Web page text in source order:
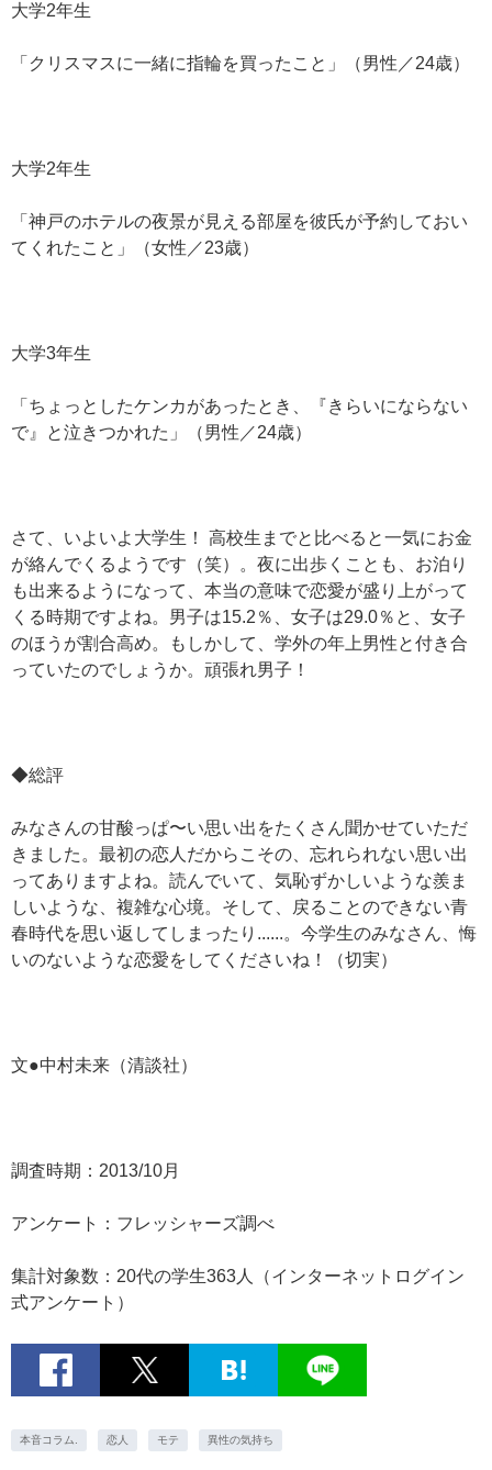
大学2年生
「クリスマスに一緒に指輪を買ったこと」（男性／24歳）
大学2年生
「神戸のホテルの夜景が見える部屋を彼氏が予約しておい
てくれたこと」（女性／23歳）
大学3年生
「ちょっとしたケンカがあったとき、『きらいにならない
で』と泣きつかれた」（男性／24歳）
さて、いよいよ大学生！ 高校生までと比べると一気にお金
が絡んでくるようです（笑）。夜に出歩くことも、お泊り
も出来るようになって、本当の意味で恋愛が盛り上がって
くる時期ですよね。男子は15.2％、女子は29.0％と、女子
のほうが割合高め。もしかして、学外の年上男性と付き合
っていたのでしょうか。頑張れ男子！
◆総評
みなさんの甘酸っぱ〜い思い出をたくさん聞かせていただ
きました。最初の恋人だからこその、忘れられない思い出
ってありますよね。読んでいて、気恥ずかしいような羨ま
しいような、複雑な心境。そして、戻ることのできない青
春時代を思い返してしまったり......。今学生のみなさん、悔
いのないような恋愛をしてくださいね！（切実）
文●中村未来（清談社）
調査時期：2013/10月
アンケート：フレッシャーズ調べ
集計対象数：20代の学生363人（インターネットログイン
式アンケート）
本音コラム. 恋人 モテ 異性の気持ち